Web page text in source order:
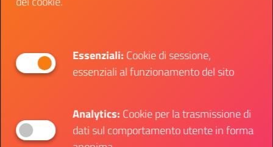
Essenziali:Cookie di sessione,
essenziali al funzionamento del sito
Analytics:Cookie per la trasmissione di
dati sul comportamento utente in forma